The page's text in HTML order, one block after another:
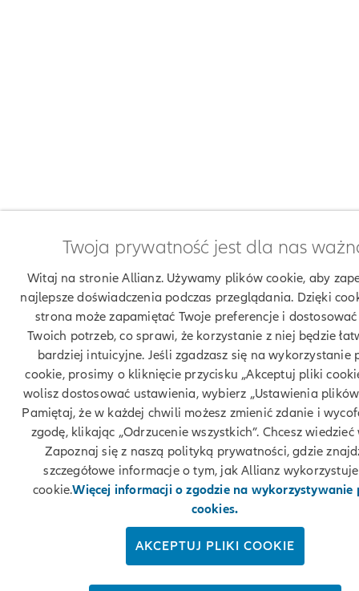
Twoja prywatność jest dla nas
Witaj na stronie Allianz. Używamy plików cookie, aby
najlepsze doświadczenia podczas przeglądania. Dzięki
strona może zapamiętać Twoje preferencje i
Twoich potrzeb, co sprawi, że korzystanie z niej będzie
bardziej intuicyjne. Jeśli zgadzasz się na wykorzystanie
cookie, prosimy o kliknięcie przycisku „Akceptuj pliki
wolisz dostosować ustawienia, wybierz „Ustawienia plików
Pamiętaj, że w każdej chwili możesz zmienić zdanie i
zgodę, klikając „Odrzucenie wszystkich”. Chcesz wiedzieć
Zapoznaj się z naszą polityką prywatności, gdzie
szczegółowe informacje o tym, jak Allianz
cookie.Więcej informacji o zgodzie na
cookies.
AKCEPTUJ PLIKI COOKIE